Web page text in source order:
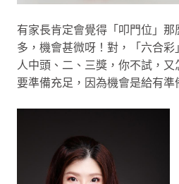
有家長肯定會覺得「叩門位」
多，機會甚微呀！對，「六合
人中頭、二、三獎，你不試，
要準備充足，因為機會是給有準